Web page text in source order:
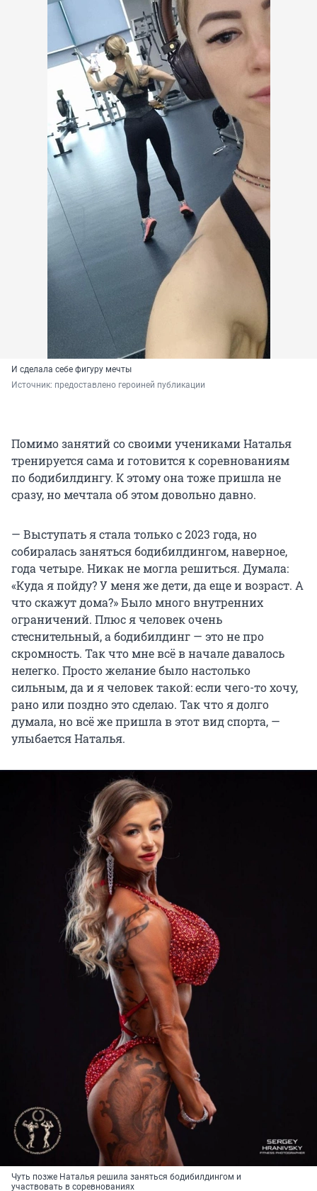
И сделала себе фигуру мечты
Источник: предоставлено героиней публикации
Помимо занятий со своими учениками Наталья
тренируется сама и готовится к соревнованиям
по бодибилдингу. К этому она тоже пришла не
сразу, но мечтала об этом довольно давно.
— Выступать я стала только с 2023 года, но
собиралась заняться бодибилдингом, наверное,
года четыре. Никак не могла решиться. Думала:
«Куда я пойду? У меня же дети, да еще и возраст. А
что скажут дома?» Было много внутренних
ограничений. Плюс я человек очень
стеснительный, а бодибилдинг — это не про
скромность. Так что мне всё в начале давалось
нелегко. Просто желание было настолько
сильным, да и я человек такой: если чего-то хочу,
рано или поздно это сделаю. Так что я долго
думала, но всё же пришла в этот вид спорта, —
улыбается Наталья.
Чуть позже Наталья решила заняться бодибилдингом и
участвовать в соревнованиях